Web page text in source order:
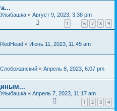
Улыбашка « Август 9, 2023, 3:38 pm
1 … 6 7 8 9
RedHead « Июнь 11, 2023, 11:45 am
Слобожанский « Апрель 8, 2023, 6:07 pm
Улыбашка « Апрель 7, 2023, 11:17 am
1 2 3 4